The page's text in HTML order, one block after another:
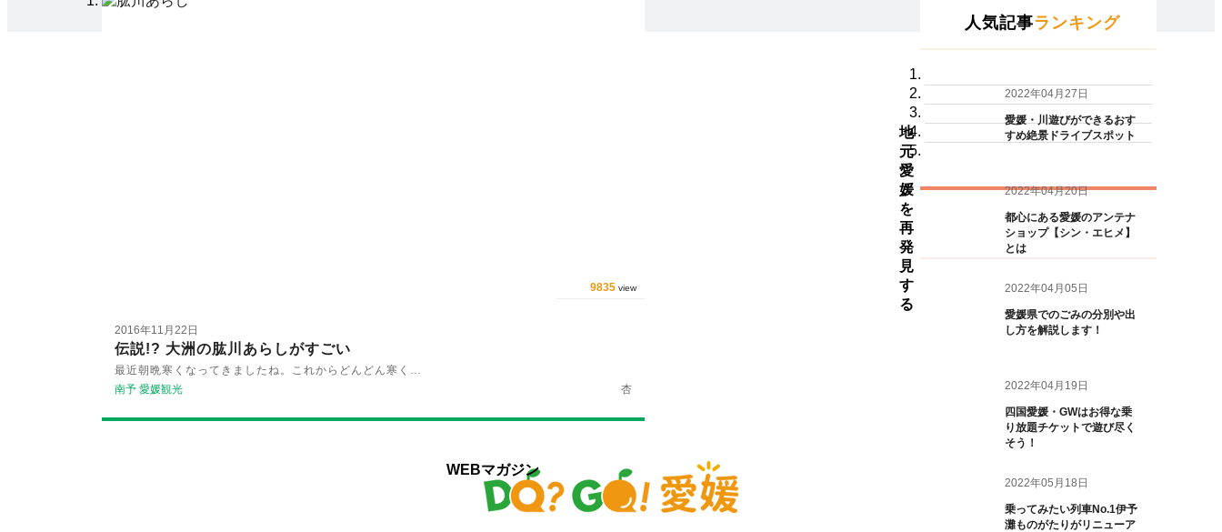
9835 view
2016年11月22日
伝説!? 大洲の肱川あらしがすごい
最近朝晩寒くなってきましたね。これからどんどん寒く…
南予 愛媛観光 杏
人気記事ランキング
2022年04月27日
愛媛・川遊びができるおす
すめ絶景ドライブスポット
2022年04月20日
都心にある愛媛のアンテナ
ショップ【シン・エヒメ】
とは
2022年04月05日
愛媛県でのごみの分別や出
し方を解説します！
2022年04月19日
四国愛媛・GWはお得な乗
り放題チケットで遊び尽く
そう！
2022年05月18日
乗ってみたい列車No.1伊予
灘ものがたりがリニューア
地
元
愛
媛
を
再
発
見
す
る
WEBマガジン